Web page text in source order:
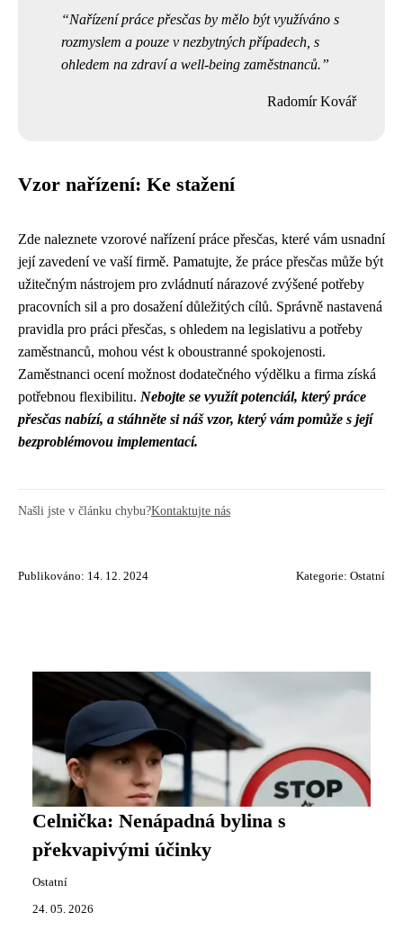
Nařízení práce přesčas by mělo být využíváno s
rozmyslem a pouze v nezbytných případech, s
ohledem na zdraví a well-being zaměstnanců.
Radomír Kovář
Vzor nařízení: Ke stažení
Zde naleznete vzorové nařízení práce přesčas, které vám usnadní
její zavedení ve vaší firmě. Pamatujte, že práce přesčas může být
užitečným nástrojem pro zvládnutí nárazové zvýšené potřeby
pracovních sil a pro dosažení důležitých cílů. Správně nastavená
pravidla pro práci přesčas, s ohledem na legislativu a potřeby
zaměstnanců, mohou vést k oboustranné spokojenosti.
Zaměstnanci ocení možnost dodatečného výdělku a firma získá
potřebnou flexibilitu. Nebojte se využít potenciál, který práce
přesčas nabízí, a stáhněte si náš vzor, který vám pomůže s její
bezproblémovou implementací.
Našli jste v článku chybu?Kontaktujte nás
Publikováno: 14. 12. 2024 Kategorie: Ostatní
Celnička: Nenápadná bylina s
překvapivými účinky
Ostatní
24. 05. 2026